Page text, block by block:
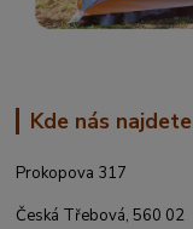
Kde nás najdete
Prokopova 317
Česká Třebová, 560 02